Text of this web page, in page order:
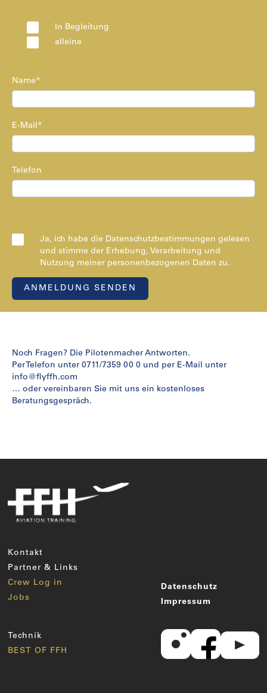
alleine
In Begleitung
Name*
E-Mail*
Telefon
Ja, ich habe die Datenschutzbestimmungen gelesen
und stimme der Erhebung, Verarbeitung und
Nutzung meiner personenbezogenen Daten zu.
Noch Fragen? Die Pilotenmacher Antworten.
Per Telefon unter 0711/7359 00 0 und per E-Mail unter
info@flyffh.com
… oder vereinbaren Sie mit uns ein kostenloses
Beratungsgespräch.
Kontakt
Partner & Links
Crew Log in
Jobs
Technik
BEST OF FFH
Datenschutz
Impressum